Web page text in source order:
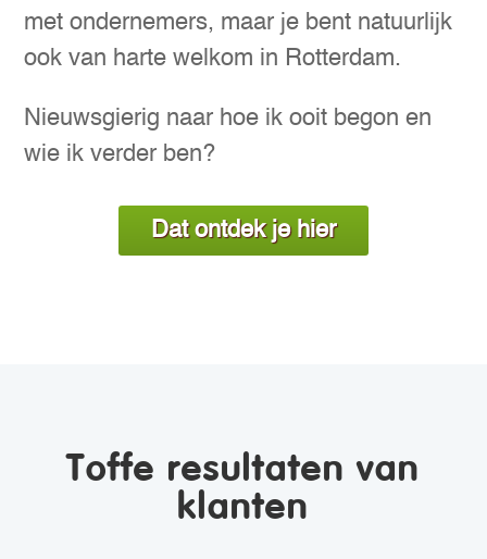
met ondernemers, maar je bent natuurlijk
ook van harte welkom in Rotterdam.
Nieuwsgierig naar hoe ik ooit begon en
wie ik verder ben?
Dat ontdek je hier
Toffe resultaten van
klanten